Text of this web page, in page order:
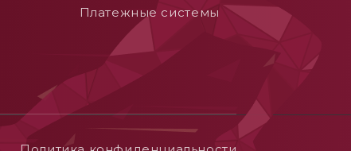
Платежные системы